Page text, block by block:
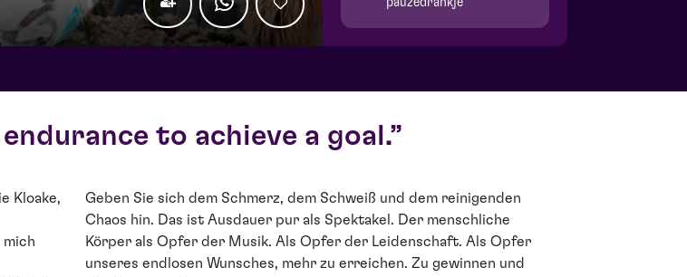
to achieve a goal.
Kloake,
mich
Geben Sie sich dem Schmerz, dem Schweiß und dem reinigenden
Chaos hin. Das ist Ausdauer pur als Spektakel. Der menschliche
Körper als Opfer der Musik. Als Opfer der Leidenschaft. Als Opfer
unseres endlosen Wunsches, mehr zu erreichen. Zu gewinnen und